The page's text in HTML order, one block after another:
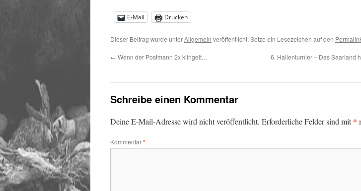
E-Mail Drucken
Dieser Beitrag wurde unterAllgemein veröffentlicht. Setze ein Lesezeichen auf den
← Wenn der Postmann 2x klingelt…
6. Hallenturnier – Das Saarland
Schreibe einen Kommentar
Deine E-Mail-Adresse wird nicht veröffentlicht. Erforderliche Felder sind mit*
Kommentar*